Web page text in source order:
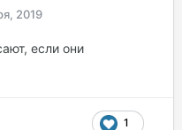
2019
если они
1